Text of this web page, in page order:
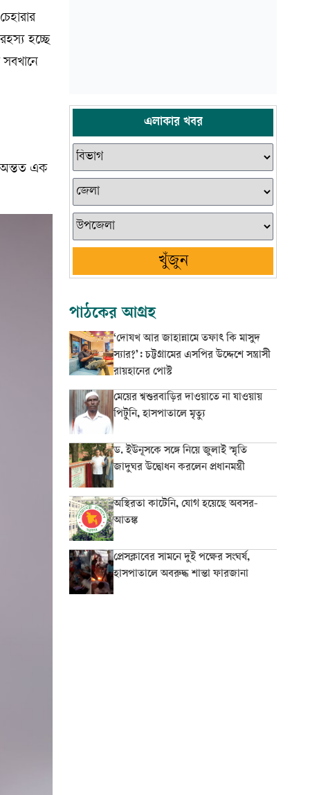
হচ্ছে
অন্তত এক
এলাকার খবর
খুঁজুন
পাঠকের আগ্রহ
‘দোযখ আর জাহান্নামে তফাৎ কি মাসুদ
স্যার?’: চট্টগ্রামের এসপির উদ্দেশে সন্ত্রাসী
রায়হানের পোস্ট
মেয়ের শ্বশুরবাড়ির দাওয়াতে না যাওয়ায়
পিটুনি, হাসপাতালে মৃত্যু
ড. ইউনূসকে সঙ্গে নিয়ে জুলাই স্মৃতি
জাদুঘর উদ্বোধন করলেন প্রধানমন্ত্রী
অস্থিরতা কাটেনি, যোগ হয়েছে অবসর-
আতঙ্ক
প্রেসক্লাবের সামনে দুই পক্ষের সংঘর্ষ,
হাসপাতালে অবরুদ্ধ শান্তা ফারজানা